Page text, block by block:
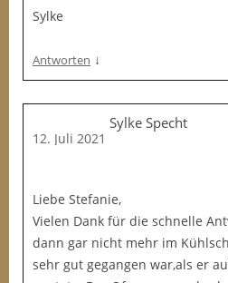
Sylke
Antworten ↓
Sylke Specht
12. Juli 2021
Liebe Stefanie,
Vielen Dank für die schnelle
dann gar nicht mehr im
sehr gut gegangen war,als er